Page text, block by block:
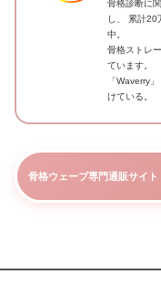
骨格診断に
し、 累計20
中。
骨格ストレ
ています。
「Waverry
けている。
骨格ウェーブ専門通販サイ